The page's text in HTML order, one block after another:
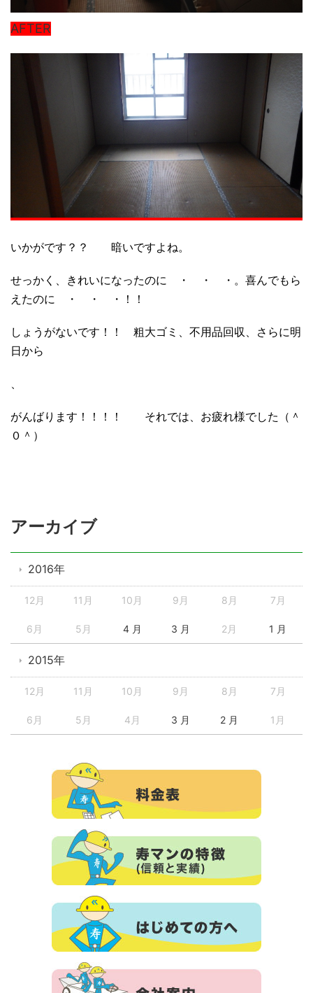
AFTER
いかがです？？ 暗いですよね。
せっかく、きれいになったのに ・ ・ ・。喜んでもら
えたのに ・ ・ ・！！
しょうがないです！！ 粗大ゴミ、不用品回収、さらに明
日から
がんばります！！！！ それでは、お疲れ様でした（＾
０＾）
アーカイブ
2016年
12月 11月 10月 9月 8月 7月
6月 5月 4 月 3 月 2月 1 月
2015年
12月 11月 10月 9月 8月 7月
6月 5月 4月 3 月 2 月 1月